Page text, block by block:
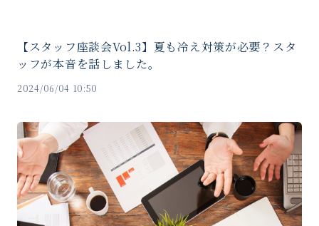
【スタッフ座談会Vol.3】夏も冷え対策が必要？スタ
ッフが本音を話しました。
2024/06/04 10:50